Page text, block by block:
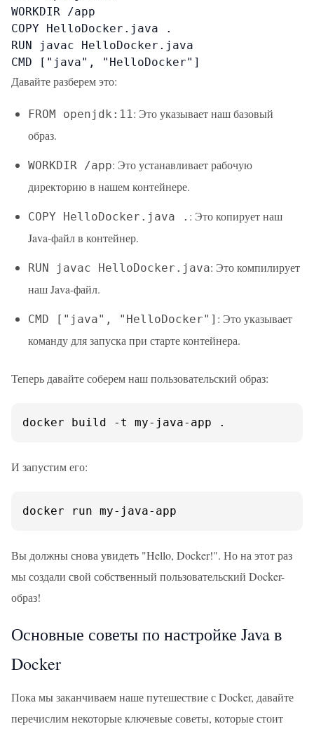
WORKDIR /app
COPY HelloDocker.java .
RUN javac HelloDocker.java
CMD ["java", "HelloDocker"]
Давайте разберем это:
FROM openjdk:11: Это указывает наш базовый
образ.
WORKDIR /app: Это устанавливает рабочую
директорию в нашем контейнере.
COPY HelloDocker.java . : Это копирует наш
Java-файл в контейнер.
RUN javac HelloDocker.java: Это компилирует
наш Java-файл.
CMD ["java", "HelloDocker"] : Это указывает
команду для запуска при старте контейнера.
Теперь давайте соберем наш пользовательский образ:
docker build -t my-java-app .
И запустим его:
docker run my-java-app
Вы должны снова увидеть "Hello, Docker!". Но на этот раз
мы создали свой собственный пользовательский Docker-
образ!
Основные советы по настройке Java в
Docker
Пока мы заканчиваем наше путешествие с Docker, давайте
перечислим некоторые ключевые советы, которые стоит